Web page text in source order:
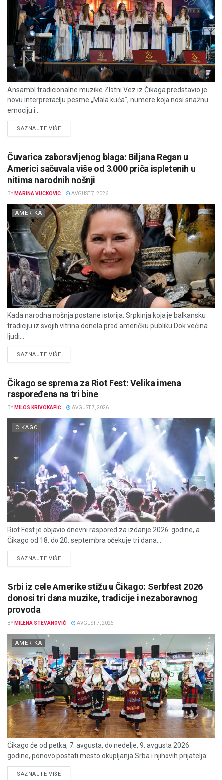
Ansambl tradicionalne muzike Zlatni Vez iz Čikaga predstavio je
novu interpretaciju pesme „Mala kuća“, numere koja nosi snažnu
emociju i...
SAZNAJTE VIŠEDETAILS
Čuvarica zaboravljenog blaga: Biljana Regan u
Americi sačuvala više od 3.000 priča ispletenih u
nitima narodnih nošnji
BY MARINA VUCKOVIC AVGUST 7, 2026
AMERIKA
Kada narodna nošnja postane istorija: Srpkinja koja je balkansku
tradiciju iz svojih vitrina donela pred američku publiku Dok većina
ljudi...
SAZNAJTE VIŠEDETAILS
Čikago se sprema za Riot Fest: Velika imena
raspoređena na tri bine
BY MILOS KRIVOKAPIĆ AVGUST 7, 2026
CIKAGO
Riot Fest je objavio dnevni raspored za izdanje 2026. godine, a
Čikago od 18. do 20. septembra očekuje tri dana...
SAZNAJTE VIŠEDETAILS
Srbi iz cele Amerike stižu u Čikago: Serbfest 2026
donosi tri dana muzike, tradicije i nezaboravnog
provoda
BY MILENA STEVANOVIĆ AVGUST 7, 2026
AMERIKA
Čikago će od petka, 7. avgusta, do nedelje, 9. avgusta 2026.
godine, ponovo postati mesto okupljanja Srba i njihovih prijatelja...
SAZNAJTE VIŠEDETAILS